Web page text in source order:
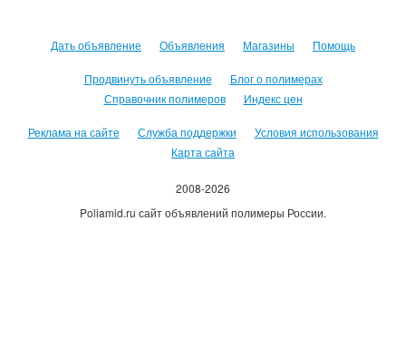
Дать объявление Объявления Магазины Помощь
Продвинуть объявление
Блог о полимерах
Справочник полимеров
Индекс цен
Реклама на сайте Служба поддержки
Условия использования
Карта сайта
2008-2026
Poliamid.ru сайт объявлений полимеры России.